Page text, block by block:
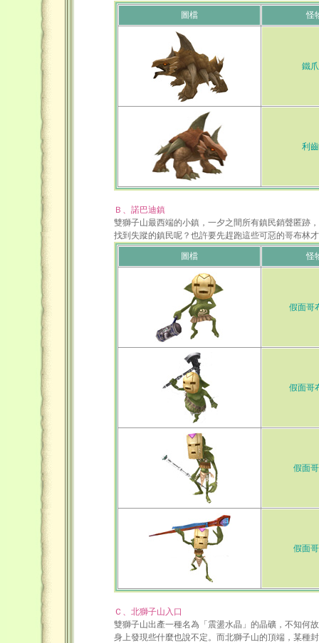
圖檔 怪
鐵
利
Ｂ、諾巴迪鎮
雙獅子山最西端的小鎮，一夕之間所有鎮民銷聲匿跡
找到失蹤的鎮民呢？也許要先趕跑這些可惡的哥布林
圖檔 怪
假面哥
假面哥
假面
假面
Ｃ、北獅子山入口
雙獅子山出產一種名為「震盪水晶」的晶礦，不知何
身上發現些什麼也說不定。而北獅子山的頂端，某種